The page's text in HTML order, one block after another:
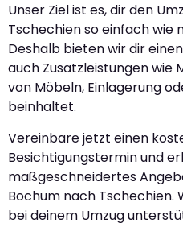
Unser Ziel ist es, dir den
Tschechien so einfach wie
Deshalb bieten wir dir
auch Zusatzleistungen wie
von Möbeln, Einlagerung
beinhaltet.
Vereinbare jetzt einen
Besichtigungstermin und
maßgeschneidertes
Bochum nach Tschechien.
bei deinem Umzug